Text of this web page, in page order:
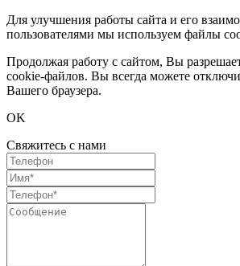
Для улучшения работы сайта и его
пользователями мы используем файлы
Продолжая работу с сайтом, Вы
cookie-файлов. Вы всегда можете
Вашего браузера.
OK
Свяжитесь с нами